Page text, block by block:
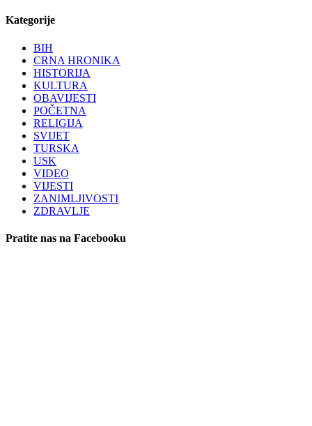
Kategorije
BIH
CRNA HRONIKA
HISTORIJA
KULTURA
OBAVIJESTI
POČETNA
RELIGIJA
SVIJET
TURSKA
USK
VIDEO
VIJESTI
ZANIMLJIVOSTI
ZDRAVLJE
Pratite nas na Facebooku